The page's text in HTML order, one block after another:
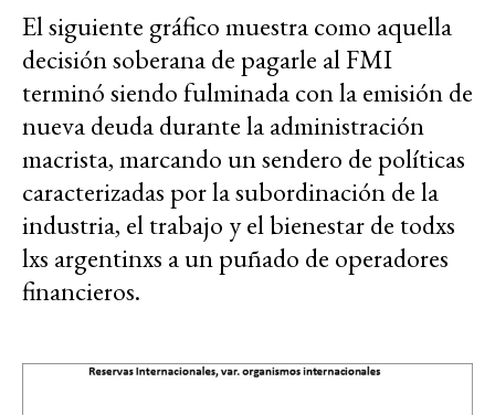
El siguiente gráfico muestra como aquella
decisión soberana de pagarle al FMI
terminó siendo fulminada con la emisión de
nueva deuda durante la administración
macrista, marcando un sendero de políticas
caracterizadas por la subordinación de la
industria, el trabajo y el bienestar de todxs
lxs argentinxs a un puñado de operadores
financieros.